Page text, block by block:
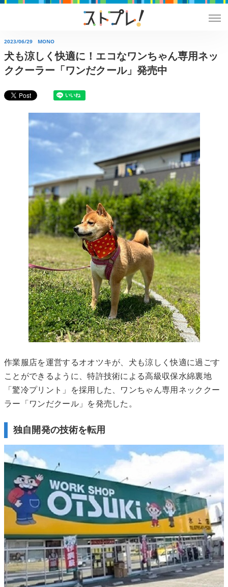
2023/06/29 MONO
犬も涼しく快適に！エコなワンちゃん専用ネッ
ククーラー「ワンだクール」発売中
作業服店を運営するオオツキが、犬も涼しく快適に過ごす
ことができるように、特許技術による高級収保水綿裏地
「驚冷プリント」を採用した、ワンちゃん専用ネッククー
ラー「ワンだクール」を発売した。
独自開発の技術を転用